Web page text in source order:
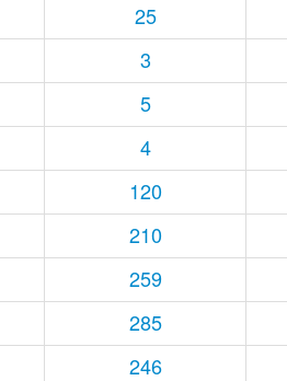
25
3
5
4
120
210
259
285
246